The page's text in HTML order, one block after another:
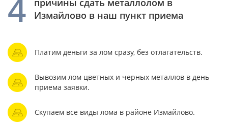
4
причины сдать металлолом в
Измайлово в наш пункт приема
Платим деньги за лом сразу, без отлагательств.
Вывозим лом цветных и черных металлов в день
приема заявки.
Скупаем все виды лома в районе Измайлово.